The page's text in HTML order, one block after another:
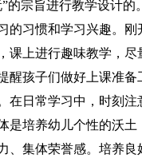
的宗旨进行教学设计
的习惯和学习兴趣。
课上进行趣味教学，
醒孩子们做好上课准
在日常学习中，时刻
是培养幼儿个性的沃
集体荣誉感。培养良